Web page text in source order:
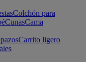
Colchón para
CunasCama
Carrito ligero